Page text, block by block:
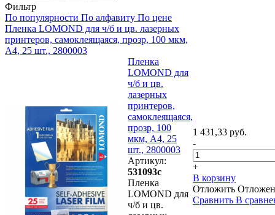
Фильтр
По популярности По алфавиту По цене
Пленка LOMOND для ч/б и цв. лазерных
принтеров, самоклеящаяся, прозр, 100 мкм,
А4, 25 шт., 2800003
Пленка
LOMOND для
ч/б и цв.
лазерных
принтеров,
самоклеящаяся,
прозр, 100
мкм, А4, 25
шт., 2800003
Артикул:
531093с
Пленка
LOMOND для
ч/б и цв.
1 431,33 руб.
-
+
В корзину
Отложить
Сравнить В